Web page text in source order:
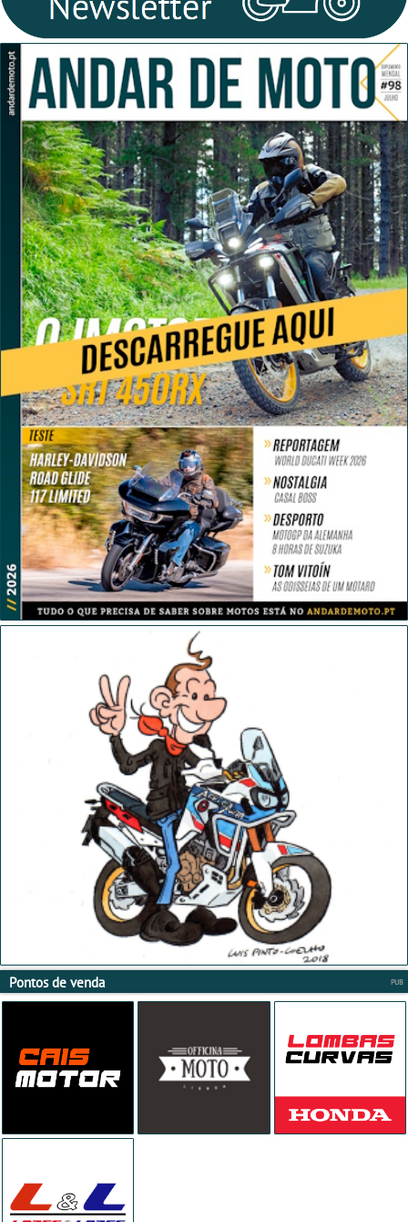
Pontos de venda